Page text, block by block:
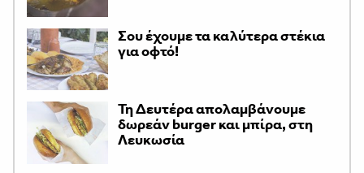
Σου έχουμε τα καλύτερα στέκια
για οφτό!
Τη Δευτέρα απολαμβάνουμε
δωρεάν burger και μπίρα, στη
Λευκωσία